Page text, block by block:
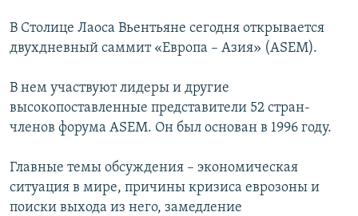
Вернутся
КАВКАЗ.РЕАЛИИ
СЕВЕР.РЕАЛИИ
СИБИРЬ.РЕАЛИИ
РАСПИСАНИЕ ВЕЩАНИЯ
СОЦИАЛЬНЫЕ СЕТИ
В Столице Лаоса Вьентьяне сегодня открывается
двухдневный саммит «Европа – Азия» (ASEM).
В нем участвуют лидеры и другие
высокопоставленные представители 52 стран-
членов форума ASEM. Он был основан в 1996 году.
Главные темы обсуждения – экономическая
ситуация в мире, причины кризиса еврозоны и
поиски выхода из него, замедление